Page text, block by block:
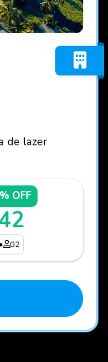
de lazer
OFF
• 02